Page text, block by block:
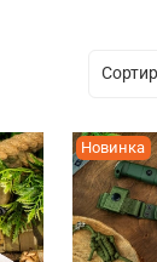
Новинка